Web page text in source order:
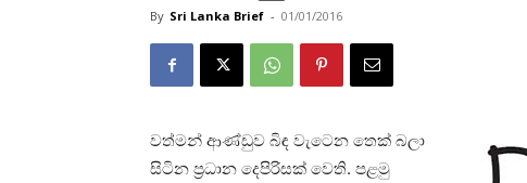
By Sri Lanka Brief - 01/01/2016
වත්මන් ආණ්ඩුව බිඳ වැටෙන තෙක් බලා
සිටින ප්‍රධාන දෙපිරිසක් වෙති. පළමු